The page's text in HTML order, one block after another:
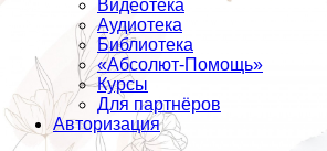
Видеотека
Аудиотека
Библиотека
«Абсолют-Помощь»
Курсы
Для партнёров
Авторизация